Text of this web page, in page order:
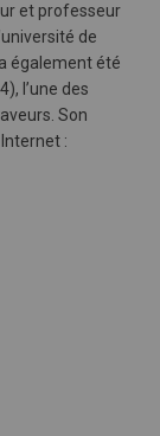
et professeur
de
également été
l’une des
Son
: